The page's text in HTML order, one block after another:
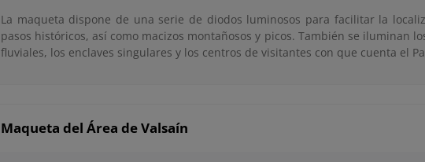
La maqueta dispone de una serie de diodos luminosos para facilitar la
pasos históricos, así como macizos montañosos y picos. También se iluminan
fluviales, los enclaves singulares y los centros de visitantes con que cuenta el
Maqueta del Área de Valsaín